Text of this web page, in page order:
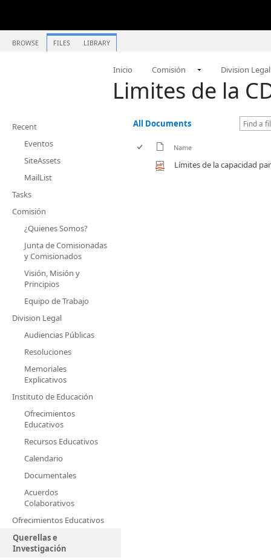
BROWSE FILES LIBRARY
Inicio Comisión Division Legal
Limites de la
Recent
Eventos
SiteAssets
MailList
Tasks
Comisión
¿Quienes Somos?
Junta de Comisionadas
y Comisionados
Visión, Misión y
Principios
Equipo de Trabajo
Division Legal
Audiencias Públicas
Resoluciones
Memoriales
Explicativos
Instituto de Educación
Ofrecimientos
Educativos
Recursos Educativos
Calendario
Documentales
Acuerdos
Colaborativos
Ofrecimientos Educativos
Querellas e
Investigación
All Documents
Name
Límites de la capacidad